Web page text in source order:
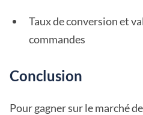
Taux de conversion et
commandes
Conclusion
Pour gagner sur le marché